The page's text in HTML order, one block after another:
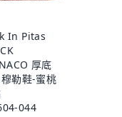
In Pitas
厚底
勒鞋-蜜桃
044